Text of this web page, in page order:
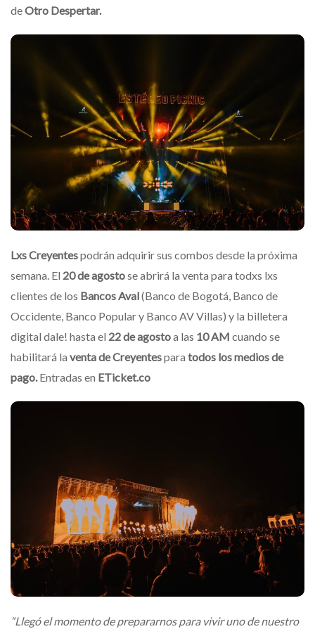
deOtro Despertar.
Lxs Creyentespodrán adquirir sus combos desde la próxima
semana. El 20 de agostose abrirá la venta para todxs lxs
clientes de los Bancos Aval(Banco de Bogotá, Banco de
Occidente, Banco Popular y Banco AV Villas) y la billetera
digital dale! hasta el 22 de agostoa las 10 AM cuando se
habilitará la venta de Creyentespara todos los medios de
pago. Entradas en ETicket.co
“Llegó el momento de prepararnos para vivir uno de nuestro